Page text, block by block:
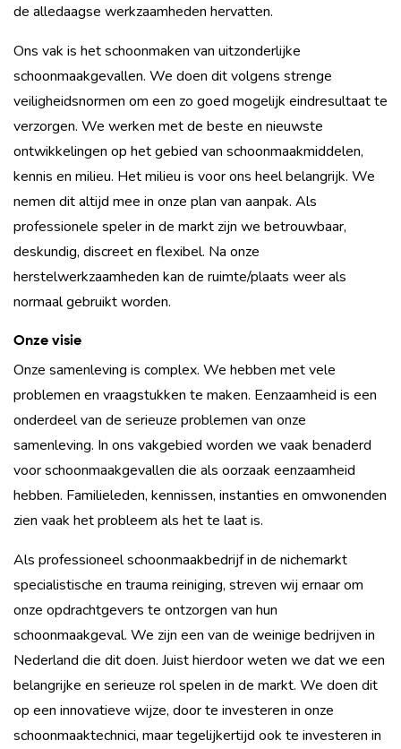
de alledaagse werkzaamheden hervatten.
Ons vak is het schoonmaken van uitzonderlijke
schoonmaakgevallen. We doen dit volgens strenge
veiligheidsnormen om een zo goed mogelijk eindresultaat te
verzorgen. We werken met de beste en nieuwste
ontwikkelingen op het gebied van schoonmaakmiddelen,
kennis en milieu. Het milieu is voor ons heel belangrijk. We
nemen dit altijd mee in onze plan van aanpak. Als
professionele speler in de markt zijn we betrouwbaar,
deskundig, discreet en flexibel. Na onze
herstelwerkzaamheden kan de ruimte/plaats weer als
normaal gebruikt worden.
Onze visie
Onze samenleving is complex. We hebben met vele
problemen en vraagstukken te maken. Eenzaamheid is een
onderdeel van de serieuze problemen van onze
samenleving. In ons vakgebied worden we vaak benaderd
voor schoonmaakgevallen die als oorzaak eenzaamheid
hebben. Familieleden, kennissen, instanties en omwonenden
zien vaak het probleem als het te laat is.
Als professioneel schoonmaakbedrijf in de nichemarkt
specialistische en trauma reiniging, streven wij ernaar om
onze opdrachtgevers te ontzorgen van hun
schoonmaakgeval. We zijn een van de weinige bedrijven in
Nederland die dit doen. Juist hierdoor weten we dat we een
belangrijke en serieuze rol spelen in de markt. We doen dit
op een innovatieve wijze, door te investeren in onze
schoonmaaktechnici, maar tegelijkertijd ook te investeren in